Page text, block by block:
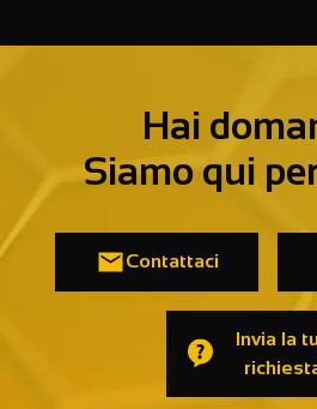
Hai
Siamo qui
Contattaci
Invia la